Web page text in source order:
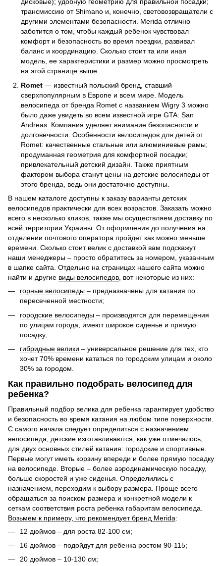
дисковые); удобную геометрию для правильной посадки;
трансмиссию от Shimano и, конечно, световозвращатели с
другими элементами безопасности. Merida отлично
заботится о том, чтобы каждый ребенок чувствовал
комфорт и безопасность во время поездки, развивал
баланс и координацию. Сколько стоит та или иная
модель, ее характеристики и размер можно просмотреть
на этой странице выше.
Romet — известный польский бренд, ставший
сверхпопулярным в Европе и всем мире. Модель
велосипеда от бренда Romet с названием Wigry 3 можно
было даже увидеть во всем известной игре GTA: San
Andreas. Компания уделяет внимание безопасности и
долговечности. Особенности велосипедов для детей от
Romet: качественные стальные или алюминиевые рамы;
продуманная геометрия для комфортной посадки;
привлекательный детский дизайн. Также приятным
фактором выбора станут цены на детские велосипеды от
этого бренда, ведь они достаточно доступны.
В нашем каталоге доступны к заказу варианты детских
велосипедов практически для всех возрастов. Заказать можно
всего в несколько кликов, также мы осуществляем доставку по
всей территории Украины. От оформления до получения на
отделении почтового оператора пройдет как можно меньше
времени. Сколько стоит велик с доставкой вам подскажут
наши менеджеры – просто обратитесь за номером, указанным
в шапке сайта. Отдельно на страницах нашего сайта можно
найти и другие виды велосипедов, вот некоторые из них:
горные велосипеды – предназначены для катания по
пересеченной местности;
городские велосипеды – производятся для перемещения
по улицам города, имеют широкое сиденье и прямую
посадку;
гибридные велики – универсальное решение для тех, кто
хочет 70% времени кататься по городским улицам и около
30% за городом.
Как правильно подобрать велосипед для
ребенка?
Правильный подбор велика для ребенка гарантирует удобство
и безопасность во время катания на любом типе поверхности.
С самого начала следует определиться с назначением
велосипеда, детские изготавливаются, как уже отмечалось,
для двух основных стилей катания: городские и спортивные.
Первые могут иметь корзину впереди и более прямую посадку
на велосипеде. Вторые – более аэродинамическую посадку,
больше скоростей и уже сиденья. Определились с
назначением, переходим к выбору размера. Проще всего
обращаться за поиском размера и конкретной модели к
сеткам соответствия роста ребенка габаритам велосипеда.
Возьмем к примеру, что рекомендует бренд Merida:
12 дюймов – для роста 82-100 см;
16 дюймов – подойдут для ребенка ростом 90-115;
20 дюймов – 10-130 см;